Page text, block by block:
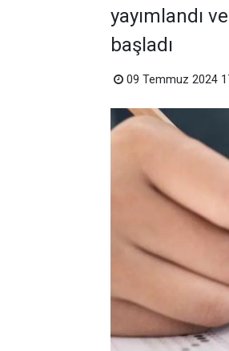
yayımlandı
başladı
09 Temmuz 2024